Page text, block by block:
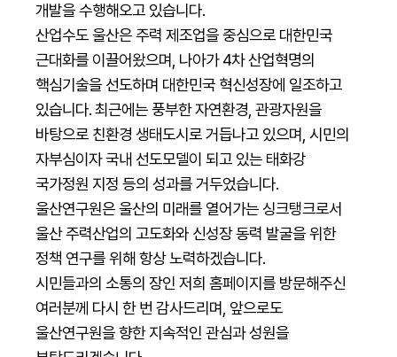
개발을 수행해오고 있습니다.
산업수도 울산은 주력 제조업을 중심으로 대한민국
근대화를 이끌어왔으며, 나아가 4차 산업혁명의
핵심기술을 선도하며 대한민국 혁신성장에 일조하고
있습니다. 최근에는 풍부한 자연환경, 관광자원을
바탕으로 친환경 생태도시로 거듭나고 있으며, 시민의
자부심이자 국내 선도모델이 되고 있는 태화강
국가정원 지정 등의 성과를 거두었습니다.
울산연구원은 울산의 미래를 열어가는 싱크탱크로서
울산 주력산업의 고도화와 신성장 동력 발굴을 위한
정책 연구를 위해 항상 노력하겠습니다.
시민들과의 소통의 장인 저희 홈페이지를 방문해주신
여러분께 다시 한 번 감사드리며, 앞으로도
울산연구원을 향한 지속적인 관심과 성원을